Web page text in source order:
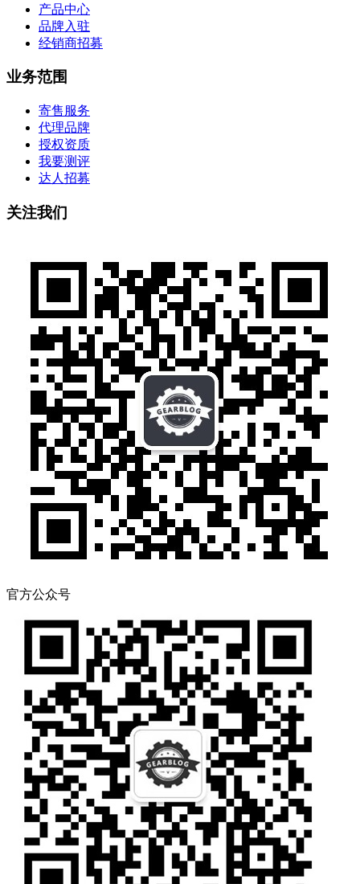
产品中心
品牌入驻
经销商招募
业务范围
寄售服务
代理品牌
授权资质
我要测评
达人招募
关注我们
官方公众号